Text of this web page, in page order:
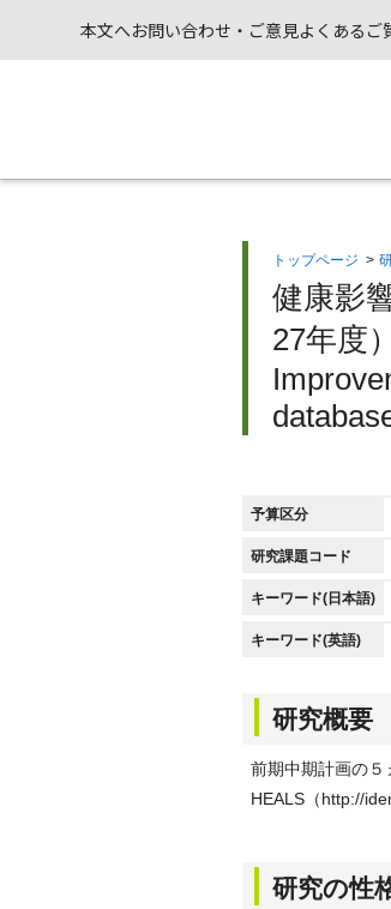
本文へお問い合わせ・ご意見よくあるご
トップページ >
健康影
27年度）
予算区分
研究課題コード
キーワード(日本語)
キーワード(英語)
研究概要
前期中期計画の５
HEALS（http://
研究の性